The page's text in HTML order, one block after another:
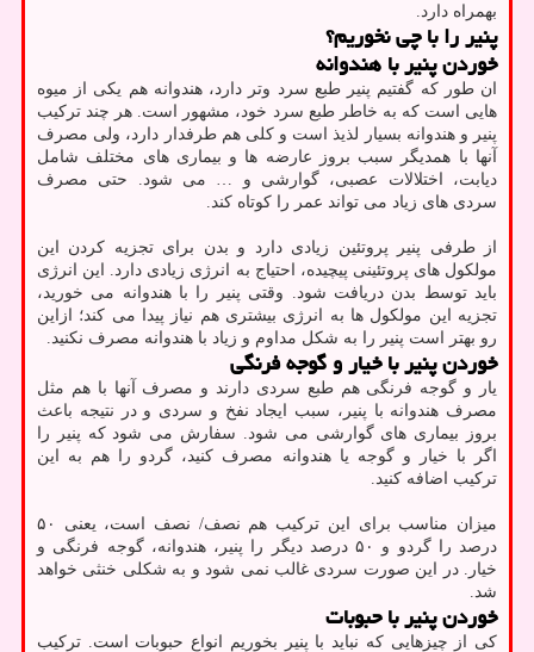
بهمراه دارد.
پنیر را با چی نخوریم؟
خوردن پنیر با هندوانه
ان طور که گفتیم پنیر طبع سرد وتر دارد، هندوانه هم یکی از میوه
هایی است که به خاطر طبع سرد خود، مشهور است. هر چند ترکیب
پنیر و هندوانه بسیار لذیذ است و کلی هم طرفدار دارد، ولی مصرف
آنها با همدیگر سبب بروز عارضه ها و بیماری های مختلف شامل
دیابت، اختلالات عصبی، گوارشی و … می شود. حتی مصرف
سردی های زیاد می تواند عمر را کوتاه کند.
از طرفی پنیر پروتئین زیادی دارد و بدن برای تجزیه کردن این
مولکول های پروتئینی پیچیده، احتیاج به انرژی زیادی دارد. این انرژی
باید توسط بدن دریافت شود. وقتی پنیر را با هندوانه می خورید،
تجزیه این مولکول ها به انرژی بیشتری هم نیاز پیدا می کند؛ ازاین
رو بهتر است پنیر را به شکل مداوم و زیاد با هندوانه مصرف نکنید.
خوردن پنیر با خیار و گوجه فرنگی
یار و گوجه فرنگی هم طبع سردی دارند و مصرف آنها با هم مثل
مصرف هندوانه با پنیر، سبب ایجاد نفخ و سردی و در نتیجه باعث
بروز بیماری های گوارشی می شود. سفارش می شود که پنیر را
اگر با خیار و گوجه یا هندوانه مصرف کنید، گردو را هم به این
ترکیب اضافه کنید.
میزان مناسب برای این ترکیب هم نصف/ نصف است، یعنی ۵۰
درصد را گردو و ۵۰ درصد دیگر را پنیر، هندوانه، گوجه فرنگی و
خیار. در این صورت سردی غالب نمی شود و به شکلی خنثی خواهد
شد.
خوردن پنیر با حبوبات
کی از چیزهایی که نباید با پنیر بخوریم انواع حبوبات است. ترکیب